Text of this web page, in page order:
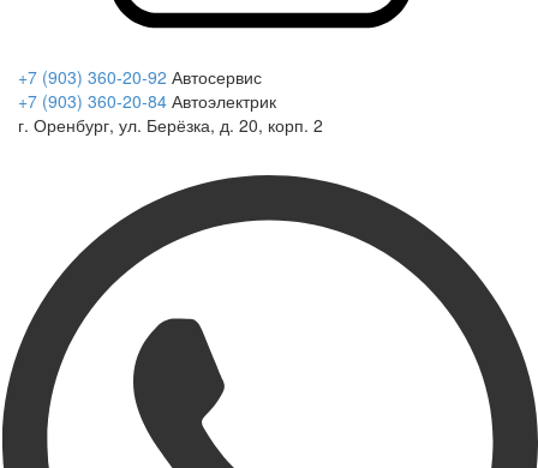
+7 (903) 360-20-92 Автосервис
+7 (903) 360-20-84 Автоэлектрик
г. Оренбург, ул. Берёзка, д. 20, корп. 2